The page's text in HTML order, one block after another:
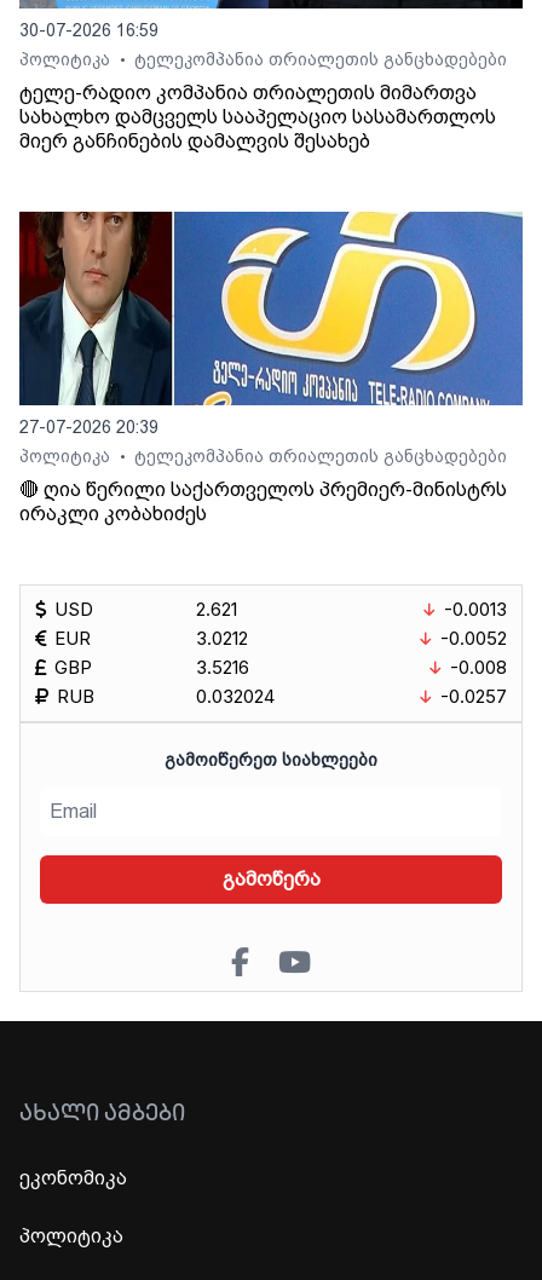
30-07-2026 16:59
პოლიტიკა
• ტელეკომპანია თრიალეთის განცხადებები
ტელე-რადიო კომპანია თრიალეთის მიმართვა
სახალხო დამცველს სააპელაციო სასამართლოს
მიერ განჩინების დამალვის შესახებ
27-07-2026 20:39
პოლიტიკა
• ტელეკომპანია თრიალეთის განცხადებები
🔴 ღია წერილი საქართველოს პრემიერ-მინისტრს
ირაკლი კობახიძეს
USD
EUR
GBP
RUB
2.621
3.0212
3.5216
0.032024
-0.0013
-0.0052
-0.008
-0.0257
ᲒᲐᲛᲝᲘᲬᲔᲠᲔᲗ ᲡᲘᲐᲮᲚᲔᲔᲑᲘ
გამოწერა
ᲐᲮᲐᲚᲘ ᲐᲛᲑᲔᲑᲘ
ეკონომიკა
პოლიტიკა